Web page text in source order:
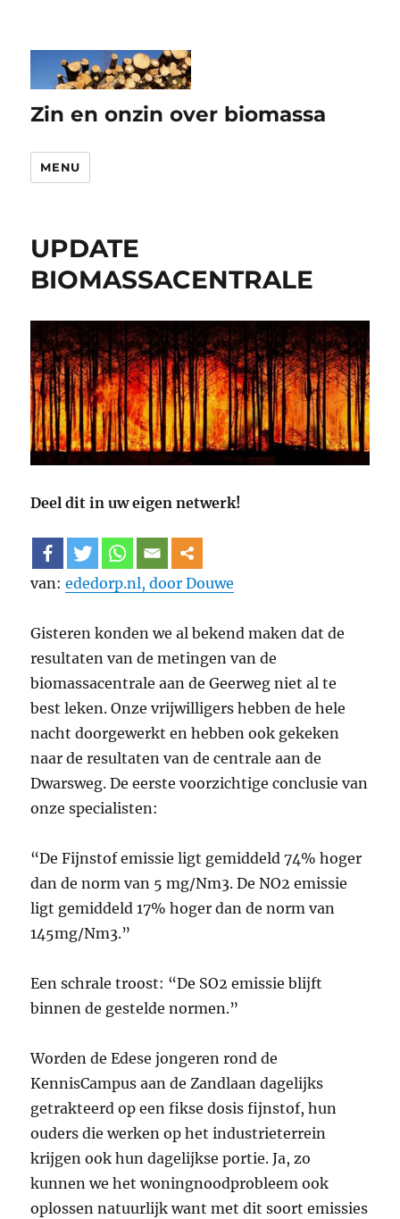
Zin en onzin over biomassa
MENU
UPDATE
BIOMASSACENTRALE
Deel dit in uw eigen netwerk!
van:ededorp.nl, door Douwe
Gisteren konden we al bekend maken dat de
resultaten van de metingen van de
biomassacentrale aan de Geerweg niet al te
best leken. Onze vrijwilligers hebben de hele
nacht doorgewerkt en hebben ook gekeken
naar de resultaten van de centrale aan de
Dwarsweg. De eerste voorzichtige conclusie van
onze specialisten:
“De Fijnstof emissie ligt gemiddeld 74% hoger
dan de norm van 5 mg/Nm3. De NO2 emissie
ligt gemiddeld 17% hoger dan de norm van
145mg/Nm3.”
Een schrale troost: “De SO2 emissie blijft
binnen de gestelde normen.”
Worden de Edese jongeren rond de
KennisCampus aan de Zandlaan dagelijks
getrakteerd op een fikse dosis fijnstof, hun
ouders die werken op het industrieterrein
krijgen ook hun dagelijkse portie. Ja, zo
kunnen we het woningnoodprobleem ook
oplossen natuurlijk want met dit soort emissies